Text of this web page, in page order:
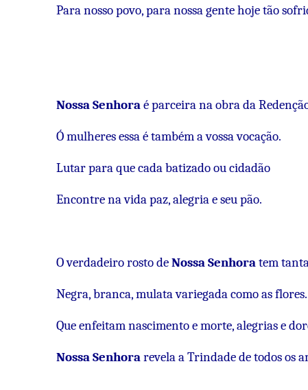
Para nosso povo, para nossa gente hoje tão
Nossa Senhoraé parceira na obra da
Ó mulheres essa é também a vossa vocação.
Lutar para que cada batizado ou cidadão
Encontre na vida paz, alegria e seu pão.
O verdadeiro rosto deNossa Senhoratem
Negra, branca, mulata variegada como as flores.
Que enfeitam nascimento e morte, alegrias e
Nossa Senhorarevela a Trindade de todos os